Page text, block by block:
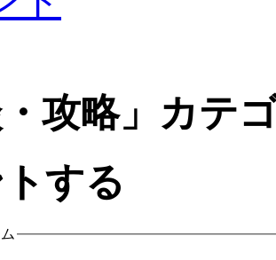
・攻略」カテ
する